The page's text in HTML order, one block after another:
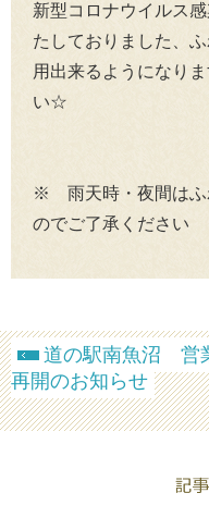
新型コロナウイルス
たしておりました、
用出来るようになり
い☆
※ 雨天時・夜間はふ
のでご了承ください
道の駅南魚沼 営
再開のお知らせ